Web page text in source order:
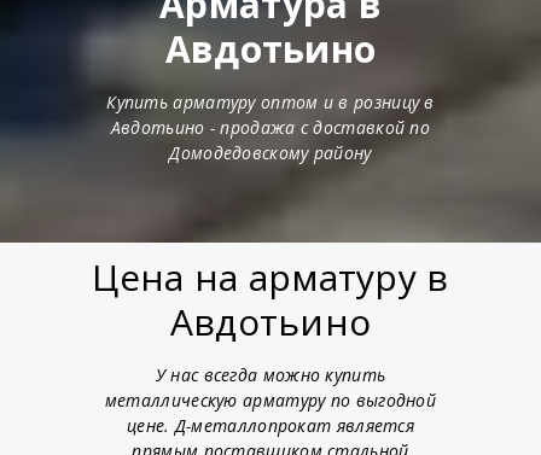
Авдотьино
Купить арматуру оптом и в розницу в
Авдотьино - продажа с доставкой по
Домодедовскому району
Цена на арматуру в
Авдотьино
У нас всегда можно купить
металлическую арматуру по выгодной
цене. Д-металлопрокат является